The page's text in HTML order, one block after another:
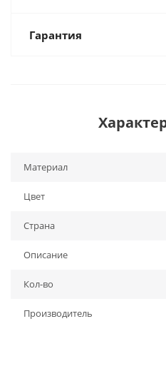
Гарантия
Материал
Цвет
Страна
Описание
Кол-во
Производитель